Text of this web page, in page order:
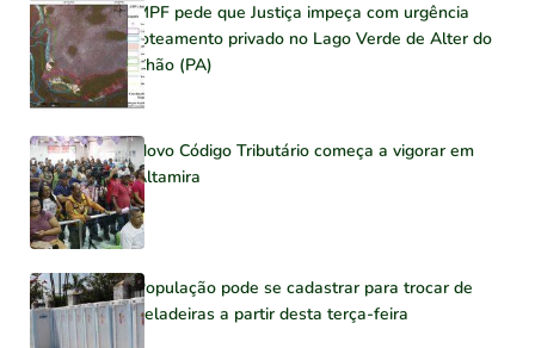
MPF pede que Justiça impeça com urgência
loteamento privado no Lago Verde de Alter do
Chão (PA)
Novo Código Tributário começa a vigorar em
Altamira
População pode se cadastrar para trocar de
geladeiras a partir desta terça-feira